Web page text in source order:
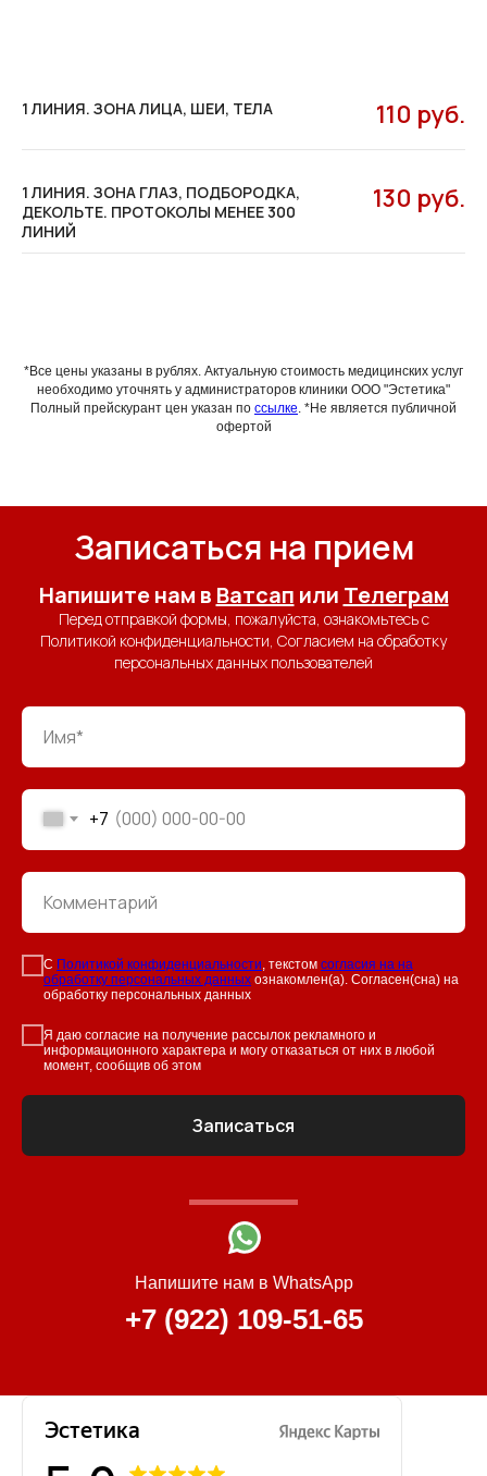
1 ЛИНИЯ. ЗОНА ЛИЦА, ШЕИ, ТЕЛА 110 руб.
1 ЛИНИЯ. ЗОНА ГЛАЗ, ПОДБОРОДКА,
ДЕКОЛЬТЕ. ПРОТОКОЛЫ МЕНЕЕ 300
ЛИНИЙ
130 руб.
*Все цены указаны в рублях. Актуальную стоимость медицинских услуг
необходимо уточнять у администраторов клиники ООО "Эстетика"
Полный прейскурант цен указан по ссылке . *Не является публичной
офертой
Записаться на прием
Напишите нам в Ватсап или Телеграм
Перед отправкой формы, пожалуйста, ознакомьтесь с
Политикой конфиденциальности, Согласием на обработку
персональных данных пользователей
+7
С Политикой конфиденциальности, текстом согласия на на
обработку персональных данных ознакомлен(а). Согласен(сна) на
обработку персональных данных
Я даю согласие на получение рассылок рекламного и
информационного характера и могу отказаться от них в любой
момент, сообщив об этом
Записаться
+7 (922) 109-51-65
Напишите нам в WhatsApp